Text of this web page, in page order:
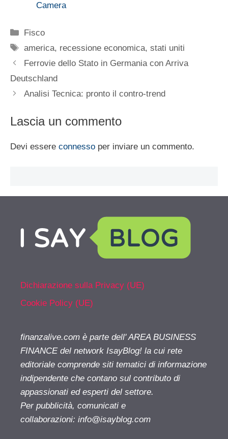
Camera
Categorie
Fisco
Tag
america, recessione economica,stati uniti
Ferrovie dello Stato in Germania con Arriva
Deutschland
Analisi Tecnica: pronto il contro-trend
Lascia un commento
Devi essere connesso per inviare un commento.
Dichiarazione sulla Privacy (UE)
Cookie Policy (UE)
finanzalive.com è parte dell' AREA BUSINESS
FINANCE del network IsayBlog! la cui rete
editoriale comprende siti tematici di informazione
indipendente che contano sul contributo di
appassionati ed esperti del settore.
Per pubblicità, comunicati e
collaborazioni: info@isayblog.com